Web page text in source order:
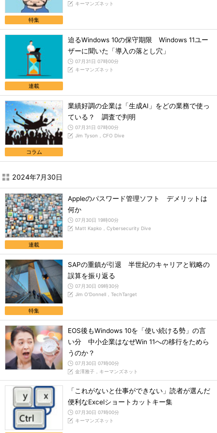
特集
キーマンズネット
連載
迫るWindows 10の保守期限 Windows 11ユー
ザーに聞いた「導入の落とし穴」
07月31日 07時00分
キーマンズネット
コラム
業績好調の企業は「生成AI」をどの業務で使っ
ている？ 調査で判明
07月31日 07時00分
Jim Tyson，CFO Dive
2024年7月30日
連載
Appleのパスワード管理ソフト デメリットは
何か
07月30日 19時00分
Matt Kapko，Cybersecurity Dive
特集
SAPの重鎮が引退 半世紀のキャリアと戦略の
誤算を振り返る
07月30日 09時30分
Jim O'Donnell，TechTarget
EOS後もWindows 10を「使い続ける勢」の言
い分 中小企業はなぜWin 11への移行をためら
うのか？
07月30日 07時00分
金澤雅子，キーマンズネット
「これがないと仕事ができない」読者が選んだ
便利なExcelショートカットキー集
07月30日 07時00分
キーマンズネット